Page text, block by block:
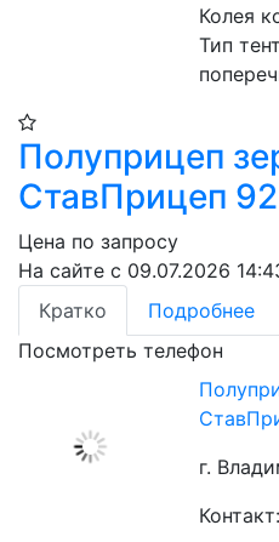
Колея
Тип
Полуприцеп
СтавПрицеп
Цена по запросу
На сайте с 09.07.2026
Кратко
Подробнее
Посмотреть телефон
г.